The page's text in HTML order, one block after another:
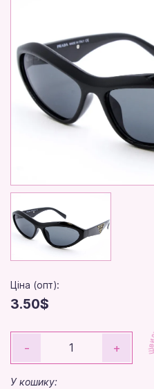
Ціна (опт):
3.50$
- +
У кошику: